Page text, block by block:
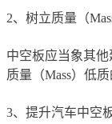
2、树立质量（
中空板应当象其
质量（Mass）低
3、提升汽车中空